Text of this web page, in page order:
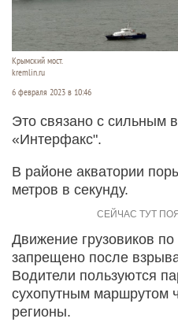
Крымский мост.
kremlin.ru
6 февраля 2023 в 10:46
Это связано с сильным
«Интерфакс".
В районе акватории
метров в секунду.
Движение грузовиков
запрещено после
Водители пользуются
сухопутным маршрутом
регионы.